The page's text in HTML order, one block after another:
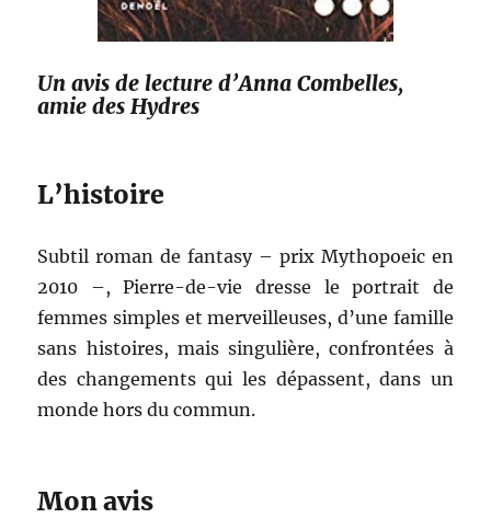
Un avis de lecture d’Anna Combelles,
amie des Hydres
L’histoire
Subtil roman de fantasy – prix Mythopoeic en
2010 –, Pierre-de-vie dresse le portrait de
femmes simples et merveilleuses, d’une famille
sans histoires, mais singulière, confrontées à
des changements qui les dépassent, dans un
monde hors du commun.
Mon avis